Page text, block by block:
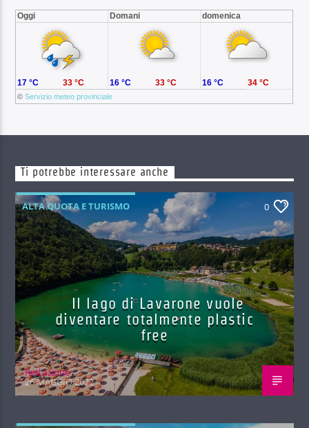
Oggi Domani domenica
©Servizio meteo provinciale
17 °C 33 °C 16 °C 33 °C 16 °C 34 °C
Ti potrebbe interessare anche
ALTA QUOTA E TURISMO 0
Il lago di Lavarone vuole
diventare totalmente plastic
free
Red.azione
26 MAGGIO 2022